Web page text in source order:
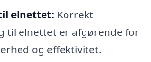
elnettet: Korrekt
til elnettet er afgørende for
og effektivitet.